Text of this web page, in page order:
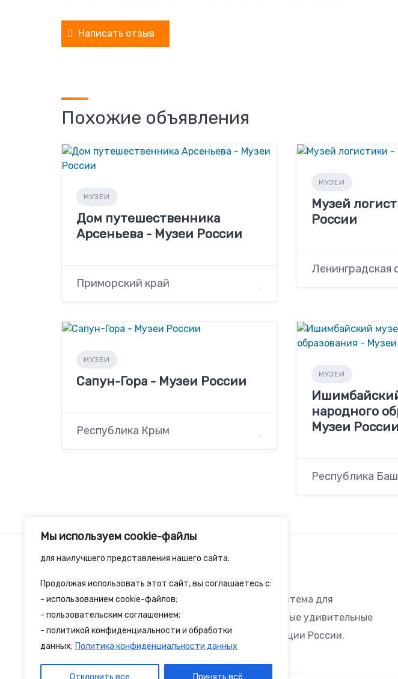
Мы используем cookie-файлы
для наилучшего представления нашего сайта.
Продолжая использовать этот сайт, вы соглашаетесь с:
- использованием cookie-файлов;
- пользовательским соглашением;
- политикой конфиденциальности и обработки
данных; Политика конфиденциальности данных
Отклонить все Принять всё
Написать отзыв
Похожие объявления
МУЗЕИ
Дом путешественника
Арсеньева - Музеи России
Приморский край
МУЗЕИ
Музей
России
Ленинградская
МУЗЕИ
Сапун-Гора - Музеи России
Республика Крым
МУЗЕИ
народного
Музеи России
Республика
2spalnika.ru — это удобная информационная система для
путешественников и туристов где собраны самые удивительные
достопримечательности и туристические локации России.